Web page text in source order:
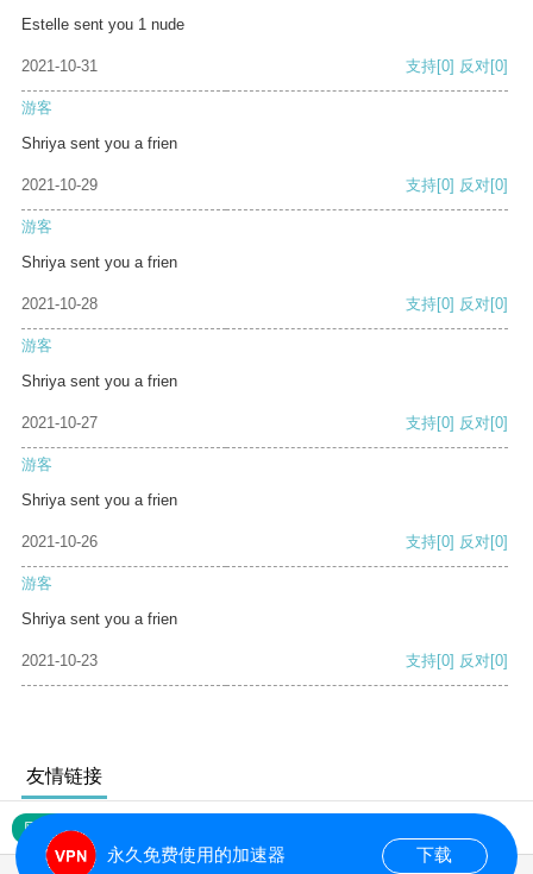
Estelle sent you 1 nude
2021-10-31 支持[0] 反对[0]
游客
Shriya sent you a frien
2021-10-29 支持[0] 反对[0]
游客
Shriya sent you a frien
2021-10-28 支持[0] 反对[0]
游客
Shriya sent you a frien
2021-10-27 支持[0] 反对[0]
游客
Shriya sent you a frien
2021-10-26 支持[0] 反对[0]
游客
Shriya sent you a frien
2021-10-23 支持[0] 反对[0]
友情链接
网站地图
永久免费使用的加速器 下载